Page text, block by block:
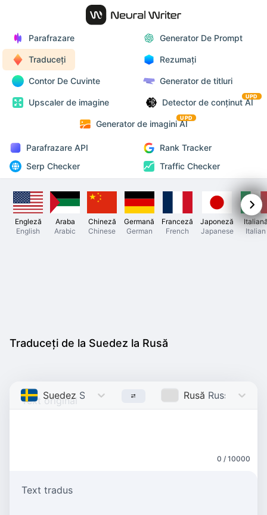
Parafrazare Generator De Prompt
Traduceți Rezumați
Contor De Cuvinte Generator de titluri
Upscaler de imagine Detector de conținut AI
UPD
Generator de imagini AI
UPD
Parafrazare API
Rank Tracker
Serp Checker
Traffic Checker
Engleză
English
Araba
Arabic
Chineză
Chinese
Germană
German
Franceză
French
Japoneză
Japanese
Italian
Traduceți de la Suedez la Rusă
Suedez Swedish Rusă Russian
0 / 10000
Text tradus